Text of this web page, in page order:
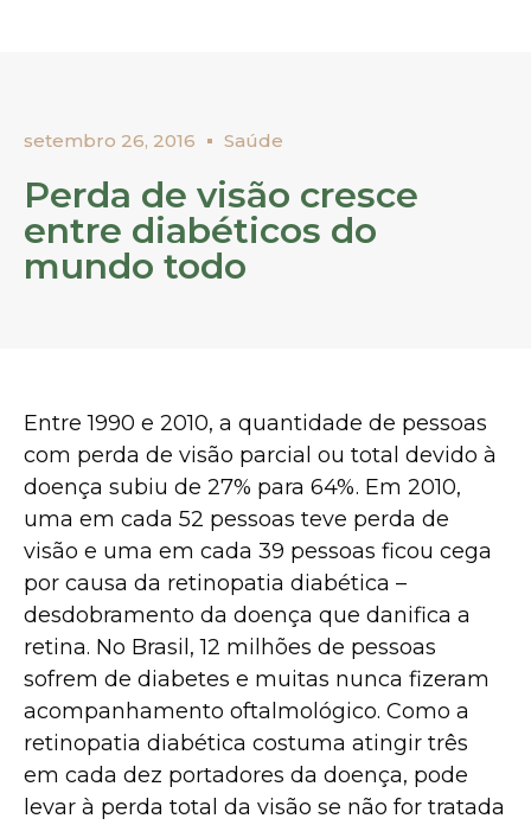
setembro 26, 2016 Saúde
Perda de visão cresce
entre diabéticos do
mundo todo
Entre 1990 e 2010, a quantidade de pessoas
com perda de visão parcial ou total devido à
doença subiu de 27% para 64%. Em 2010,
uma em cada 52 pessoas teve perda de
visão e uma em cada 39 pessoas ficou cega
por causa da retinopatia diabética –
desdobramento da doença que danifica a
retina. No Brasil, 12 milhões de pessoas
sofrem de diabetes e muitas nunca fizeram
acompanhamento oftalmológico. Como a
retinopatia diabética costuma atingir três
em cada dez portadores da doença, pode
levar à perda total da visão se não for tratada